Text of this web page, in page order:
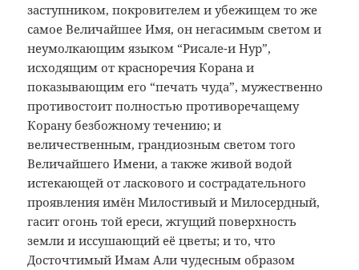
заступником, покровителем и убежищем то же
самое Величайшее Имя, он негасимым светом и
неумолкающим языком “Рисале-и Нур”,
исходящим от красноречия Корана и
показывающим его “печать чуда”, мужественно
противостоит полностью противоречащему
Корану безбожному течению; и
величественным, грандиозным светом того
Величайшего Имени, а также живой водой
истекающей от ласкового и сострадательного
проявления имён Милостивый и Милосердный,
гасит огонь той ереси, жгущий поверхность
земли и иссушающий её цветы; и то, что
Досточтимый Имам Али чудесным образом